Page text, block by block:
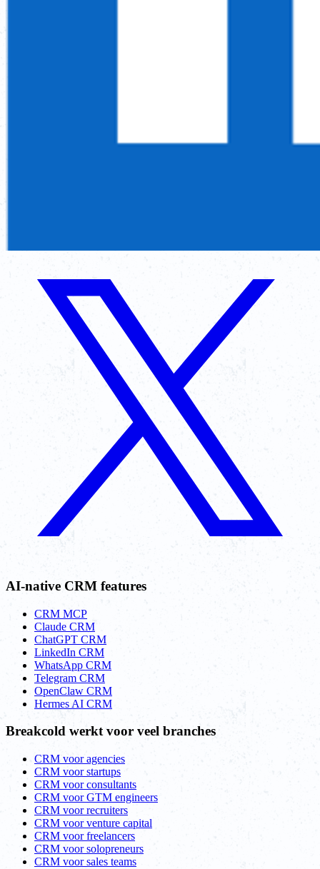
AI-native CRM features
CRM MCP
Claude CRM
ChatGPT CRM
LinkedIn CRM
WhatsApp CRM
Telegram CRM
OpenClaw CRM
Hermes AI CRM
Breakcold werkt voor veel branches
CRM voor agencies
CRM voor startups
CRM voor consultants
CRM voor GTM engineers
CRM voor recruiters
CRM voor venture capital
CRM voor freelancers
CRM voor solopreneurs
CRM voor sales teams